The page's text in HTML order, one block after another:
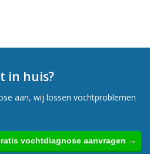
in huis?
aan, wij lossen vochtproblemen
vochtdiagnose aanvragen →